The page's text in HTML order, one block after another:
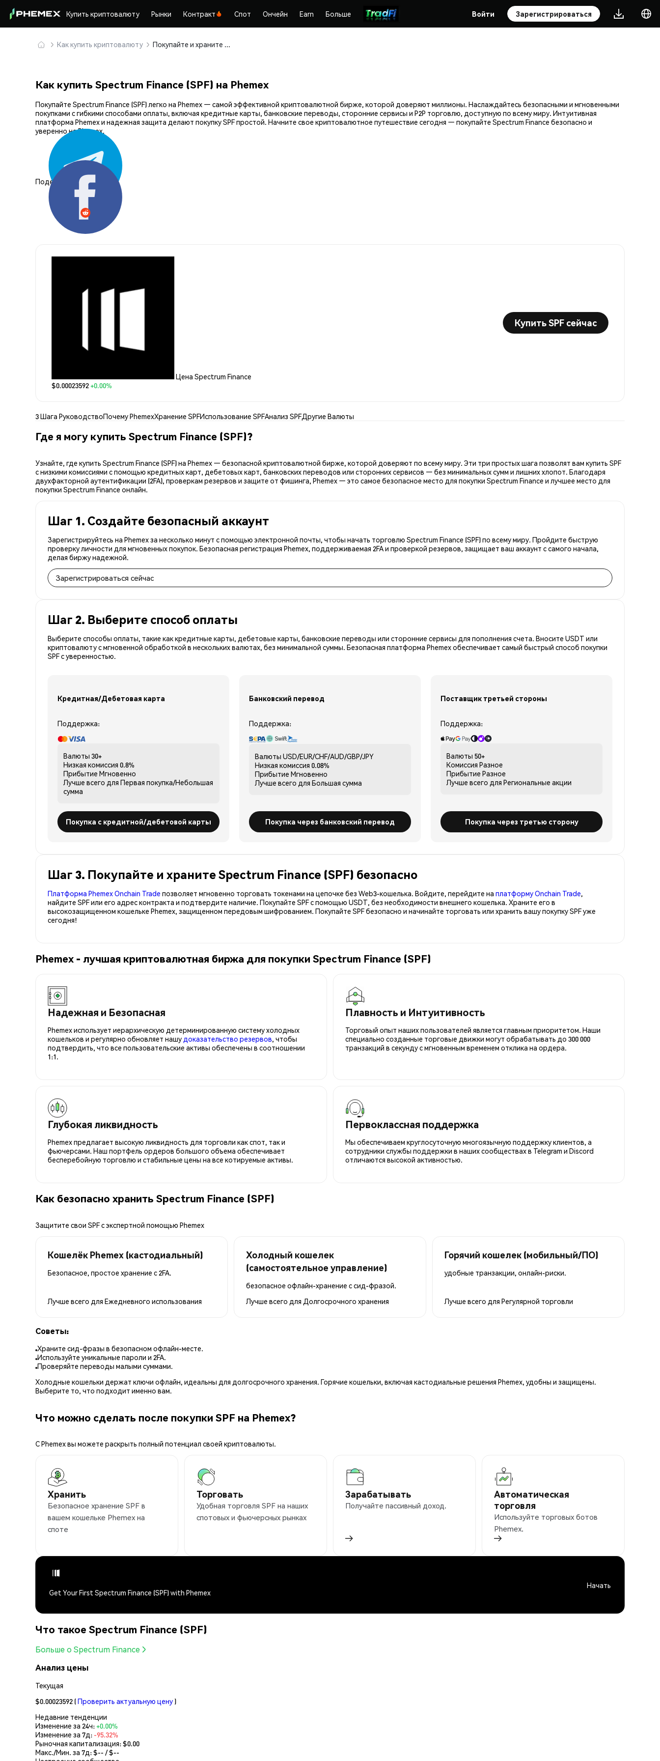
Купить криптовалюту Рынки Контракт Спот Ончейн Earn Больше Войти Зарегистрироваться
Как купить криптовалюту Покупайте и храните Spectrum Finance (SPF) безопасно
Как купить Spectrum Finance (SPF) на Phemex
Покупайте Spectrum Finance (SPF) легко на Phemex — самой эффективной криптовалютной бирже, которой доверяют миллионы. Наслаждайтесь безопасными и мгновенными
покупками с гибкими способами оплаты, включая кредитные карты, банковские переводы, сторонние сервисы и P2P торговлю, доступную по всему миру. Интуитивная
платформа Phemex и надежная защита делают покупку SPF простой. Начните свое криптовалютное путешествие сегодня — покупайте Spectrum Finance безопасно и
уверенно на Phemex.
Поделиться:
Цена Spectrum Finance
$0.00023592+0.00%
Купить SPF сейчас
3 Шага РуководствоПочему PhemexХранение SPFИспользование SPFАнализ SPFДругие Валюты
Где я могу купить Spectrum Finance (SPF)?
Узнайте, где купить Spectrum Finance (SPF) на Phemex — безопасной криптовалютной бирже, которой доверяют по всему миру. Эти три простых шага позволят вам купить SPF
с низкими комиссиями с помощью кредитных карт, дебетовых карт, банковских переводов или сторонних сервисов — без минимальных сумм и лишних хлопот. Благодаря
двухфакторной аутентификации (2FA), проверкам резервов и защите от фишинга, Phemex — это самое безопасное место для покупки Spectrum Finance и лучшее место для
покупки Spectrum Finance онлайн.
Шаг 1. Создайте безопасный аккаунт
Зарегистрируйтесь на Phemex за несколько минут с помощью электронной почты, чтобы начать торговлю Spectrum Finance (SPF) по всему миру. Пройдите быструю
проверку личности для мгновенных покупок. Безопасная регистрация Phemex, поддерживаемая 2FA и проверкой резервов, защищает ваш аккаунт с самого начала,
делая биржу надежной.
Зарегистрироваться сейчас
Шаг 2. Выберите способ оплаты
Выберите способы оплаты, такие как кредитные карты, дебетовые карты, банковские переводы или сторонние сервисы для пополнения счета. Вносите USDT или
криптовалюту с мгновенной обработкой в нескольких валютах, без минимальной суммы. Безопасная платформа Phemex обеспечивает самый быстрый способ покупки
SPF с уверенностью.
Кредитная/Дебетовая карта
Поддержка:
Валюты 30+
Низкая комиссия 0.8%
Прибытие Мгновенно
Лучше всего для Первая покупка/Небольшая
сумма
Покупка с кредитной/дебетовой карты
Банковский перевод
Поддержка:
Валюты USD/EUR/CHF/AUD/GBP/JPY
Низкая комиссия 0.08%
Прибытие Мгновенно
Лучше всего для Большая сумма
Покупка через банковский перевод
Поставщик третьей стороны
Поддержка:
Валюты 50+
Комиссия Разное
Прибытие Разное
Лучше всего для Региональные акции
Покупка через третью сторону
Шаг 3. Покупайте и храните Spectrum Finance (SPF) безопасно
Платформа Phemex Onchain Trade позволяет мгновенно торговать токенами на цепочке без Web3-кошелька. Войдите, перейдите на платформу Onchain Trade,
найдите SPF или его адрес контракта и подтвердите наличие. Покупайте SPF с помощью USDT, без необходимости внешнего кошелька. Храните его в
высокозащищенном кошельке Phemex, защищенном передовым шифрованием. Покупайте SPF безопасно и начинайте торговать или хранить вашу покупку SPF уже
сегодня!
Phemex - лучшая криптовалютная биржа для покупки Spectrum Finance (SPF)
Надежная и Безопасная
Phemex использует иерархическую детерминированную систему холодных
кошельков и регулярно обновляет нашу доказательство резервов, чтобы
подтвердить, что все пользовательские активы обеспечены в соотношении
1:1.
Плавность и Интуитивность
Торговый опыт наших пользователей является главным приоритетом. Наши
специально созданные торговые движки могут обрабатывать до 300 000
транзакций в секунду с мгновенным временем отклика на ордера.
Глубокая ликвидность
Phemex предлагает высокую ликвидность для торговли как спот, так и
фьючерсами. Наш портфель ордеров большого объема обеспечивает
бесперебойную торговлю и стабильные цены на все котируемые активы.
Первоклассная поддержка
Мы обеспечиваем круглосуточную многоязычную поддержку клиентов, а
сотрудники службы поддержки в наших сообществах в Telegram и Discord
отличаются высокой активностью.
Как безопасно хранить Spectrum Finance (SPF)
Защитите свои SPF с экспертной помощью Phemex
Кошелёк Phemex (кастодиальный)
Безопасное, простое хранение с 2FA.
Лучше всего для Ежедневного использования
Холодный кошелек
(самостоятельное управление)
безопасное офлайн-хранение с сид-фразой.
Лучше всего для Долгосрочного хранения
Горячий кошелек (мобильный/ПО)
удобные транзакции, онлайн-риски.
Лучше всего для Регулярной торговли
Советы:
Храните сид-фразы в безопасном офлайн-месте.
Используйте уникальные пароли и 2FA.
Проверяйте переводы малыми суммами.
Холодные кошельки держат ключи офлайн, идеальны для долгосрочного хранения. Горячие кошельки, включая кастодиальные решения Phemex, удобны и защищены.
Выберите то, что подходит именно вам.
Что можно сделать после покупки SPF на Phemex?
С Phemex вы можете раскрыть полный потенциал своей криптовалюты.
Хранить
Безопасное хранение SPF в
вашем кошельке Phemex на
споте
Торговать
Удобная торговля SPF на наших
спотовых и фьючерсных рынках
Зарабатывать
Получайте пассивный доход.
Автоматическая
торговля
Используйте торговых ботов
Phemex.
Get Your First Spectrum Finance (SPF) with Phemex
Начать
Что такое Spectrum Finance (SPF)
Больше о Spectrum Finance
Анализ цены
Текущая
$0.00023592 (Проверить актуальную цену )
Недавние тенденции
Изменение за 24ч:+0.00%
Изменение за 7д: -95.32%
Рыночная капитализация:$0.00
Макс./Мин. за 7д: $-- / $--